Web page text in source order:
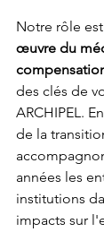
Notre rôle
œuvre du
des clés de
ARCHIPEL.
de la
années les
institutions
impacts sur